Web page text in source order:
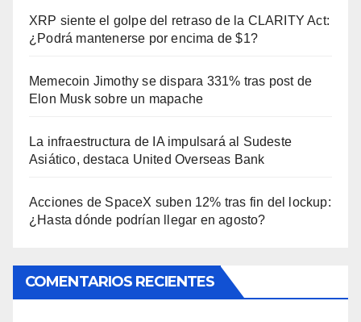
XRP siente el golpe del retraso de la CLARITY Act:
¿Podrá mantenerse por encima de $1?
Memecoin Jimothy se dispara 331% tras post de
Elon Musk sobre un mapache
La infraestructura de IA impulsará al Sudeste
Asiático, destaca United Overseas Bank
Acciones de SpaceX suben 12% tras fin del lockup:
¿Hasta dónde podrían llegar en agosto?
COMENTARIOS RECIENTES